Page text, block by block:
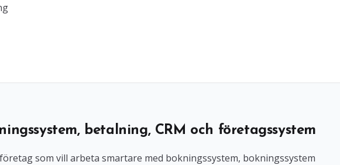
betalning, CRM och företagssystem
som vill arbeta smartare med bokningssystem, bokningssystem